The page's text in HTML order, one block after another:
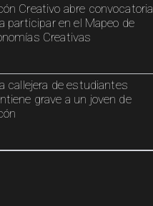
Creativo abre convocatoria
participar en el Mapeo de
Creativas
callejera de estudiantes
grave a un joven de